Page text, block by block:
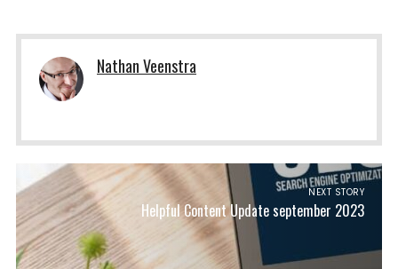
Nathan Veenstra
NEXT STORY
Helpful Content Update september 2023